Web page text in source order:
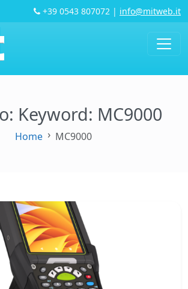
+39 0543 807072 | info@mitweb.it
Keyword: MC9000
Home MC9000